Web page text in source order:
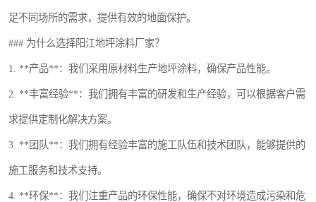
足不同场所的需求，提供有效的地面保护。
### 为什么选择阳江地坪涂料厂家？
1. **产品**：我们采用原材料生产地坪涂料，确保产品性能。
2. **丰富经验**：我们拥有丰富的研发和生产经验，可以根据客户需
求提供定制化解决方案。
3. **团队**：我们拥有经验丰富的施工队伍和技术团队，能够提供的
施工服务和技术支持。
4. **环保**：我们注重产品的环保性能，确保不对环境造成污染和危